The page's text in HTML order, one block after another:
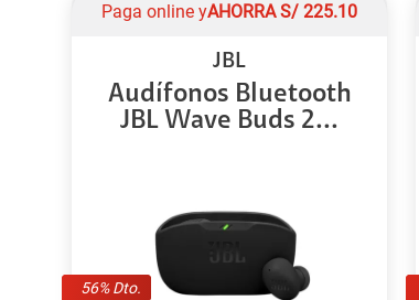
56% Dto.
Paga online yAHORRA S/ 225.10
JBL
Audífonos Bluetooth
JBL Wave Buds 2...